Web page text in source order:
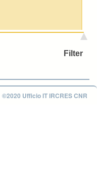
©2020 Ufficio IT IRCRES CNR